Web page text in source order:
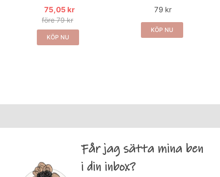
75,05 kr
före 79 kr
KÖP NU
79 kr
KÖP NU
Får jag sätta mina ben
i din inbox?